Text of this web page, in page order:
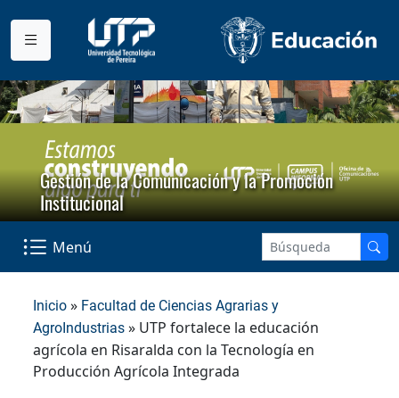
Gestión de la Comunicación y la Promoción
Institucional
Menú
Inicio » Facultad de Ciencias Agrarias y
AgroIndustrias » UTP fortalece la educación
agrícola en Risaralda con la Tecnología en
Producción Agrícola Integrada